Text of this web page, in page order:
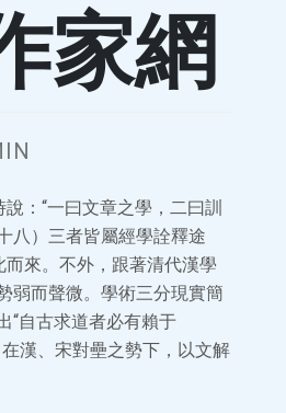
家網
：“一曰文章之學，二曰訓
八）三者皆屬經學詮釋途
來。不外，跟著清代漢學
弱而聲微。學術三分現實簡
“自古求道者必有賴于
漢、宋對壘之勢下，以文解